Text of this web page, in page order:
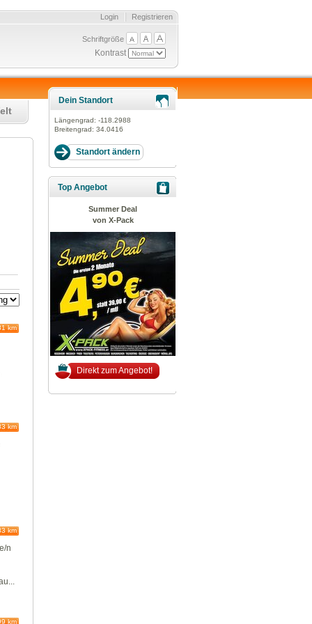
Registrieren
Login
Schriftgröße
Kontrast
km
km
km
n
km
Dein Standort
Längengrad: -118.2988
Breitengrad: 34.0416
Top Angebot
Summer Deal
von X-Pack
Direkt zum Angebot!